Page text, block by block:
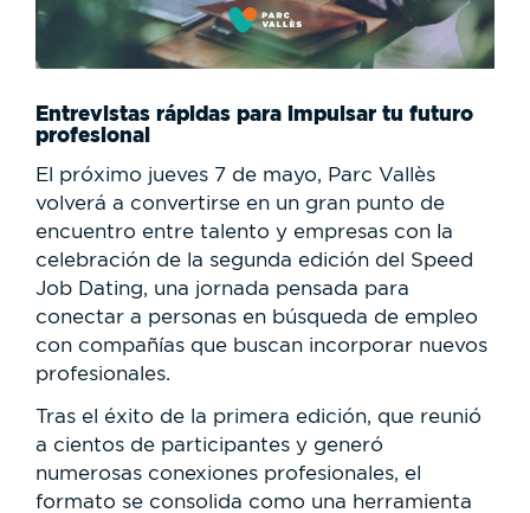
Entrevistas rápidas para impulsar tu futuro
profesional
El próximo jueves 7 de mayo, Parc Vallès
volverá a convertirse en un gran punto de
encuentro entre talento y empresas con la
celebración de la segunda edición del Speed
Job Dating, una jornada pensada para
conectar a personas en búsqueda de empleo
con compañías que buscan incorporar nuevos
profesionales.
Tras el éxito de la primera edición, que reunió
a cientos de participantes y generó
numerosas conexiones profesionales, el
formato se consolida como una herramienta